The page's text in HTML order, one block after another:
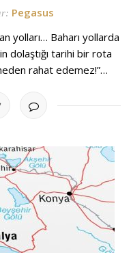
Pegasus
yolları… Baharı yollarda
dolaştığı tarihi bir rota
rahat edemez!”…